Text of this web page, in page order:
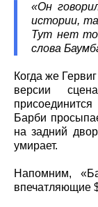
«Он
истории,
Тут нет
слова
Когда же
версии
Барби
на задний
умирает.
Напомним,
впечатляющие